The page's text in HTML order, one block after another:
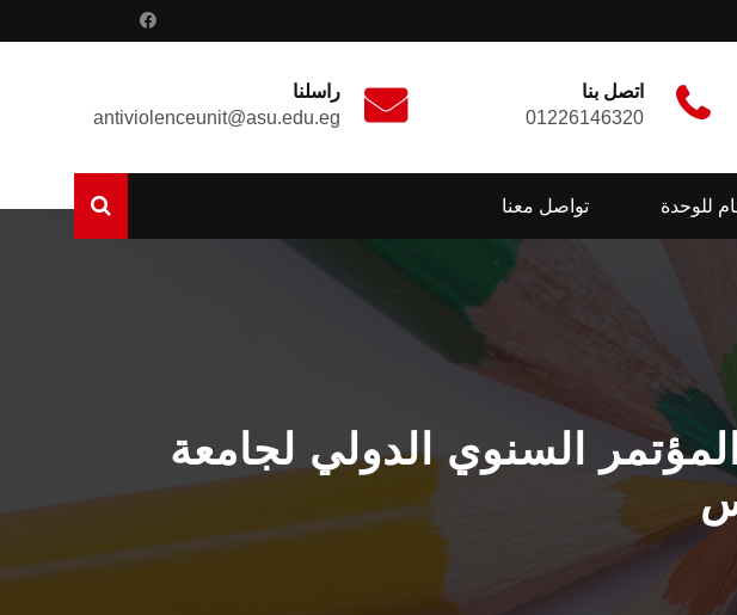
اتصل بنا
01226146320
راسلنا
antiviolenceunit@asu.edu.eg
للوحدة تواصل معنا
السنوي الدولي لجامعة